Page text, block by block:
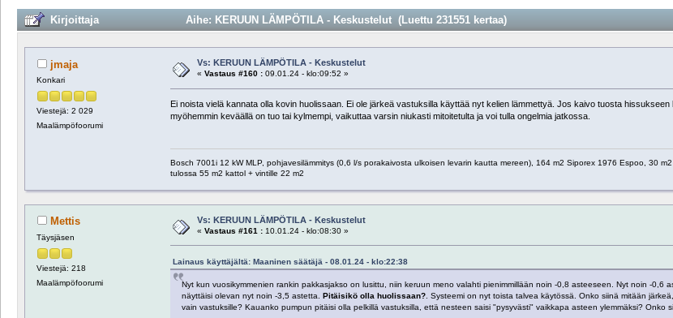
Kirjoittaja Aihe: KERUUN LÄMPÖTILA - Keskustelut (Luettu 231551 kertaa)
jmaja
Konkari
Viestejä: 2 029
Maalämpöfoorumi
Vs: KERUUN LÄMPÖTILA - Keskustelut
« Vastaus #160 :09.01.24 - klo:09:52 »
Ei noista vielä kannata olla kovin huolissaan. Ei ole järkeä vastuksilla käyttää nyt kelien lämmettyä. Jos kaivo tuosta
myöhemmin keväällä on tuo tai kylmempi, vaikuttaa varsin niukasti mitoitetulta ja voi tulla ongelmia jatkossa.
Bosch 7001i 12 kW MLP, pohjavesilämmitys (0,6 l/s porakaivosta ulkoisen levarin kautta mereen), 164 m2 Siporex 1976 Espoo, 30
tulossa 55 m2 kattol + vintille 22 m2
Mettis
Täysjäsen
Viestejä: 218
Maalämpöfoorumi
Vs: KERUUN LÄMPÖTILA - Keskustelut
« Vastaus #161 :10.01.24 - klo:08:30 »
Lainaus käyttäjältä: Maaninen säätäjä - 08.01.24 - klo:22:38
Nyt kun vuosikymmenien rankin pakkasjakso on lusittu, niin keruun meno valahti pienimmillään noin -0,8 asteeseen. Nyt noin -0,6
näyttäisi olevan nyt noin -3,5 astetta.Pitäisikö olla huolissaan? . Systeemi on nyt toista talvea käytössä. Onko siinä mitään
vain vastuksille? Kauanko pumpun pitäisi olla pelkillä vastuksilla, että nesteen saisi "pysyvästi" vaikkapa asteen ylemmäksi? Onko